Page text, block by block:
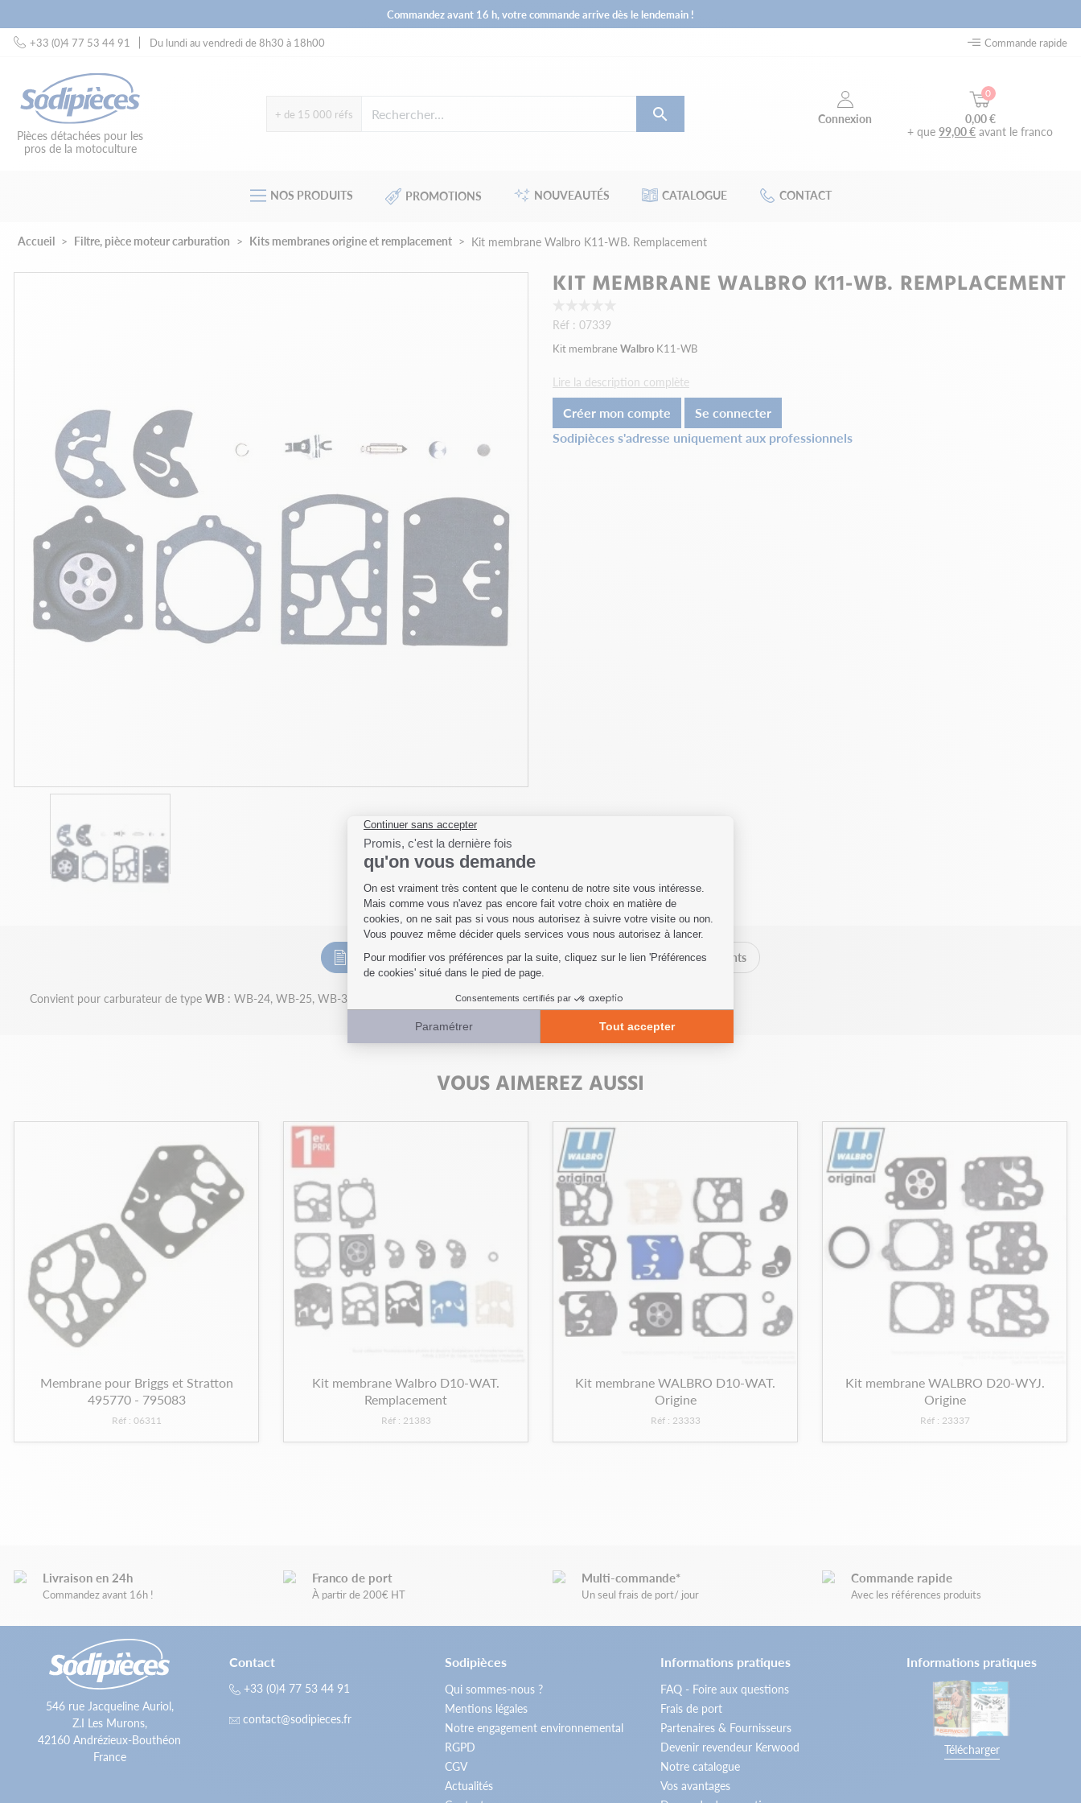
Commandez avant 16 h, votre commande arrive dès le lendemain !
+33 (0)4 77 53 44 91
Du lundi au vendredi de 8h30 à 18h00 Commande rapide
Pièces détachées pour les
pros de la motoculture
+ de 15 000 réfs  Connexion
0
0,00 €
+ que99,00 € avant le franco
NOS PRODUITS PROMOTIONS NOUVEAUTÉS CATALOGUE CONTACT
Accueil Filtre, pièce moteur carburation Kits membranes origine et remplacement Kit membrane Walbro K11-WB. Remplacement
KIT MEMBRANE WALBRO K11-WB. REMPLACEMENT
Réf : 07339
Kit membraneWalbro K11-WB
Lire la description complète
Créer mon compte
Se connecter
Sodipièces s'adresse uniquement aux professionnels
Description Fiche technique Livraison Avis clients
Convient pour carburateur de type WB : WB-24, WB-25, WB-32.
VOUS AIMEREZ AUSSI
Membrane pour Briggs et Stratton
495770 - 795083
Réf : 06311
Kit membrane Walbro D10-WAT.
Remplacement
Réf : 21383
Kit membrane WALBRO D10-WAT.
Origine
Réf : 23333
Kit membrane WALBRO D20-WYJ.
Origine
Réf : 23337
Livraison en 24h
Commandez avant 16h !
Franco de port
À partir de 200€ HT
Multi-commande*
Un seul frais de port/ jour
Commande rapide
Avec les références produits
546 rue Jacqueline Auriol,
Z.I Les Murons,
42160 Andrézieux-Bouthéon
France
Contact
+33 (0)4 77 53 44 91
contact@sodipieces.fr
Sodipièces
Qui sommes-nous ?
Mentions légales
Notre engagement environnemental
RGPD
CGV
Actualités
Informations pratiques
FAQ - Foire aux questions
Frais de port
Partenaires & Fournisseurs
Devenir revendeur Kerwood
Notre catalogue
Vos avantages
Informations pratiques
Télécharger